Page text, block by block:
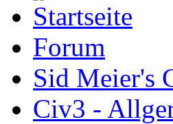
Forum
Sid Meier's
Civ3 -